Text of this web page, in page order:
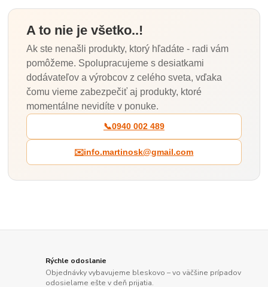
A to nie je všetko..!
Ak ste nenašli produkty, ktorý hľadáte - radi vám
pomôžeme. Spolupracujeme s desiatkami
dodávateľov a výrobcov z celého sveta, vďaka
čomu vieme zabezpečiť aj produkty, ktoré
momentálne nevidíte v ponuke.
📞0940 002 489
✉️info.martinosk@gmail.com
Rýchle odoslanie
Objednávky vybavujeme bleskovo – vo väčšine prípadov
odosielame ešte v deň prijatia.